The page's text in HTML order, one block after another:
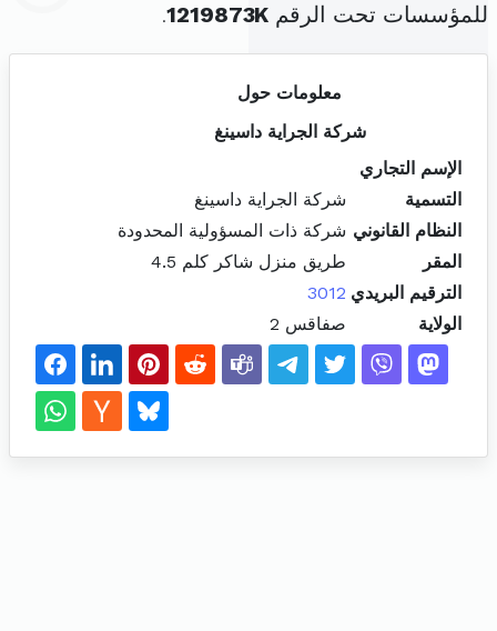
للمؤسسات تحت الرقم 1219873K
.
معلومات حول
شركة الجراية داسينغ
الإسم التجاري
التسمية
شركة الجراية داسينغ
النظام القانوني شركة ذات المسؤولية المحدودة
المقر
طريق منزل شاكر كلم 4.5
الترقيم البريدي 3012
الولاية
صفاقس 2